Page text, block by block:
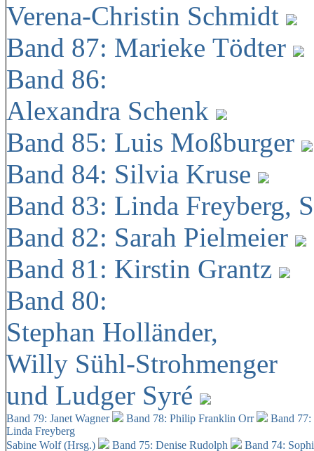
Verena-Christin Schmidt
Band 87: Marieke Tödter
Band 86:
Alexandra Schenk
Band 85: Luis Moßburger
Band 84: Silvia Kruse
Band 83: Linda Freyberg,
Band 82: Sarah Pielmeier
Band 81: Kirstin Grantz
Band 80:
Stephan Holländer,
Willy Sühl-Strohmenger
und Ludger Syré
Band 79: Janet Wagner Band 78: Philip Franklin Orr
Band
Linda Freyberg
Sabine Wolf (Hrsg.)
Band 75: Denise Rudolph
Band 74: